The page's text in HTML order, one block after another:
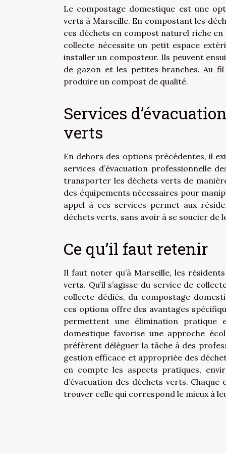
Le compostage domestique est une
verts à Marseille. En compostant les
ces déchets en compost naturel riche
collecte nécessite un petit espace
installer un composteur. Ils peuvent
de gazon et les petites branches. Au
produire un compost de qualité.
Services
verts
En dehors des options précédentes, il
services d’évacuation professionnelle
transporter les déchets verts de
des équipements nécessaires pour
appel à ces services permet aux
déchets verts, sans avoir à se soucier
Ce qu’il faut retenir
Il faut noter qu’à Marseille, les
verts. Qu’il s’agisse du service de
collecte dédiés, du compostage
ces options offre des avantages
permettent une élimination pratique
domestique favorise une approche
préfèrent déléguer la tâche à des
gestion efficace et appropriée des
en compte les aspects pratiques,
d’évacuation des déchets verts.
trouver celle qui correspond le mieux à